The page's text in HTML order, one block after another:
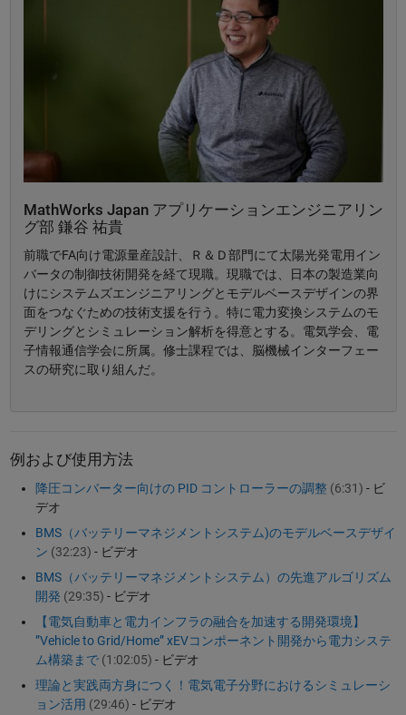
MathWorks Japan アプリケーションエンジニアリン
グ部 鎌谷 祐貴
前職でFA向け電源量産設計、Ｒ＆Ｄ部門にて太陽光発電用イン
バータの制御技術開発を経て現職。現職では、日本の製造業向
けにシステムズエンジニアリングとモデルベースデザインの界
面をつなぐための技術支援を行う。特に電力変換システムのモ
デリングとシミュレーション解析を得意とする。電気学会、電
子情報通信学会に所属。修士課程では、脳機械インターフェー
スの研究に取り組んだ。
例および使用方法
降圧コンバーター向けの PID コントローラーの調整 (6:31) - ビ
デオ
BMS（バッテリーマネジメントシステム)のモデルベースデザイ
ン (32:23) - ビデオ
BMS（バッテリーマネジメントシステム）の先進アルゴリズム
開発 (29:35) - ビデオ
【電気自動車と電力インフラの融合を加速する開発環境】
”Vehicle to Grid/Home” xEVコンポーネント開発から電力システ
ム構築まで(1:02:05) - ビデオ
理論と実践両方身につく！電気電子分野におけるシミュレーシ
ョン活用 (29:46) - ビデオ